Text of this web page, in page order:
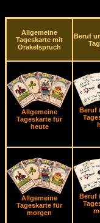
Allgemeine
Tageskarte mit
Orakelspruch
Beruf
Allgemeine
Tageskarte für
heute
Beruf
Allgemeine
Tageskarte für
morgen
Beruf